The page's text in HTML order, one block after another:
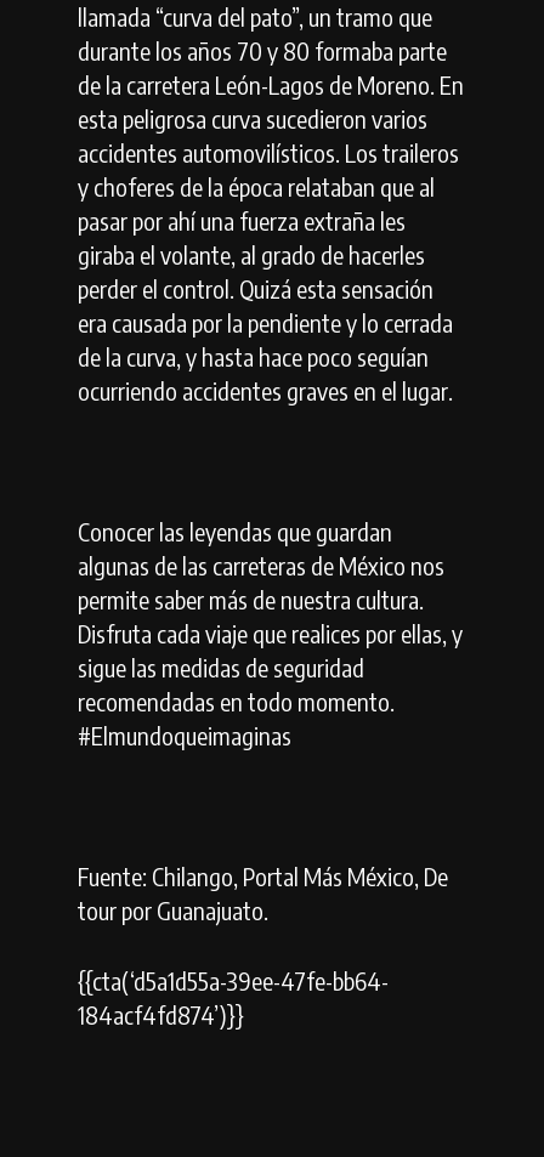
llamada “curva del pato”, un tramo que
durante los años 70 y 80 formaba parte
de la carretera León-Lagos de Moreno. En
esta peligrosa curva sucedieron varios
accidentes automovilísticos. Los traileros
y choferes de la época relataban que al
pasar por ahí una fuerza extraña les
giraba el volante, al grado de hacerles
perder el control. Quizá esta sensación
era causada por la pendiente y lo cerrada
de la curva, y hasta hace poco seguían
ocurriendo accidentes graves en el lugar.
Conocer las leyendas que guardan
algunas de las carreteras de México nos
permite saber más de nuestra cultura.
Disfruta cada viaje que realices por ellas, y
sigue las medidas de seguridad
recomendadas en todo momento.
#Elmundoqueimaginas
Fuente: Chilango, Portal Más México, De
tour por Guanajuato.
{{cta(‘d5a1d55a-39ee-47fe-bb64-
184acf4fd874’)}}